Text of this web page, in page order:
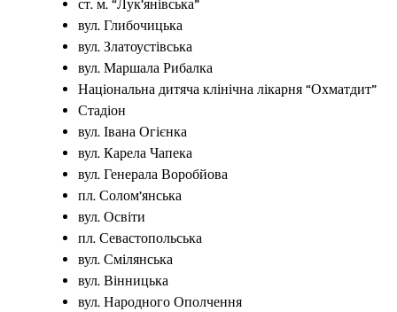
ст. м. “Лук’янівська”
вул. Глибочицька
вул. Златоустівська
вул. Маршала Рибалка
Національна дитяча клінічна лікарня “Охматдит”
Стадіон
вул. Івана Огієнка
вул. Карела Чапека
вул. Генерала Воробйова
пл. Солом’янська
вул. Освіти
пл. Севастопольська
вул. Смілянська
вул. Вінницька
вул. Народного Ополчення